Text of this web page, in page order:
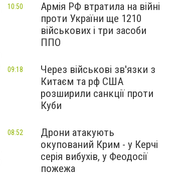
Армія РФ втратила на війні
проти України ще 1210
військових і три засоби
ППО
10:50
Через військові зв'язки з
Китаєм та рф США
розширили санкції проти
Куби
09:18
Дрони атакують
окупований Крим - у Керчі
серія вибухів, у Феодосії
пожежа
08:52